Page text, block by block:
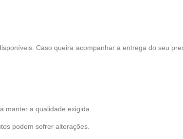
Caso queira acompanhar a entrega do seu
manter a qualidade exigida.
podem sofrer alterações.